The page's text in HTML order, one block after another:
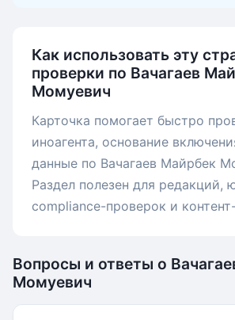
Как использовать эту
проверки по Вачагаев
Момуевич
Карточка помогает быстро
иноагента, основание
данные по Вачагаев Майрбек
Раздел полезен для редакций,
compliance-проверок и
Вопросы и ответы о
Момуевич